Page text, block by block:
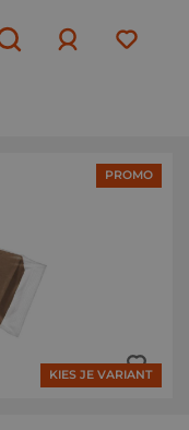
PROMO
KIES JE VARIANT